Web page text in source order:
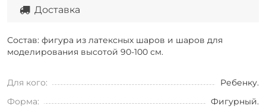
Доставка
Состав: фигура из латексных шаров и шаров для
моделирования высотой 90-100 см.
Для кого:
Ребенку.
Форма:
Фигурный.